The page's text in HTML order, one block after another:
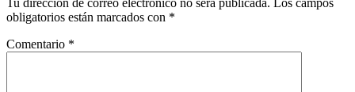
Tu dirección de correo electrónico no será publicada. Los campos
obligatorios están marcados con *
Comentario *